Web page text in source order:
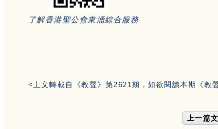
了解香港聖公會東涌綜合服務
<上文轉載自《教聲》第2621期，如欲閱讀本期《教
上一篇